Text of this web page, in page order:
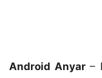
Android Anyar–